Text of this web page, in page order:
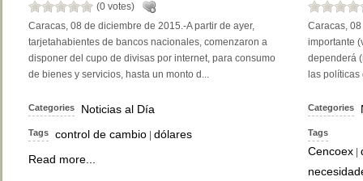
(0 votes)
Caracas, 08 de diciembre de 2015.-A partir de ayer,
tarjetahabientes de bancos nacionales, comenzaron a
disponer del cupo de divisas por internet, para consumo
de bienes y servicios, hasta un monto d...
Categories Noticias al Día
Tags control de cambio dólares
Read more...
Caracas,
importante
dependerá
las políticas
Categories
Tags
Cencoex|